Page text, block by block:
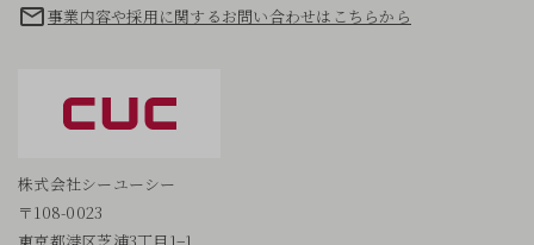
事業内容や採用に関するお問い合わせはこちらから
株式会社シーユーシー
〒108-0023